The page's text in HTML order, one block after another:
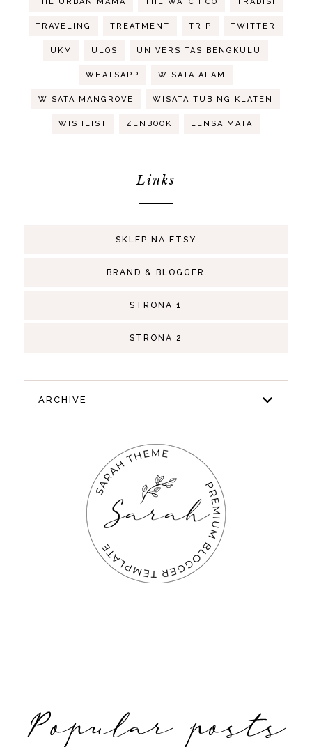
TRAVELING TREATMENT TRIP TWITTER
UKM ULOS UNIVERSITAS BENGKULU
WHATSAPP WISATA ALAM
WISATA MANGROVE WISATA TUBING KLATEN
WISHLIST ZENBOOK LENSA MATA
Links
SKLEP NA ETSY
BRAND & BLOGGER
STRONA 1
STRONA 2
ARCHIVE